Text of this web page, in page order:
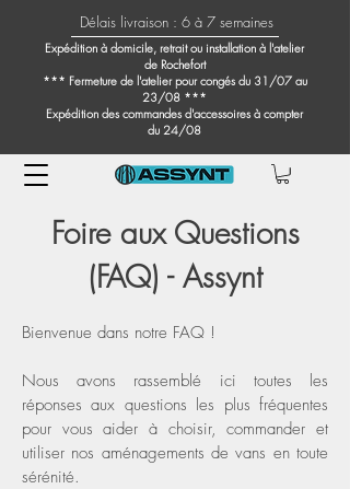
Délais livraison : 6 à 7 semaines
Expédition à domicile, retrait ou installation à l'atelier
de Rochefort
*** Fermeture de l'atelier pour congés du 31/07 au
23/08 ***
Expédition des commandes d'accessoires à compter
du 24/08
Foire aux Questions
(FAQ) - Assynt
Bienvenue dans notre FAQ !
Nous avons rassemblé ici toutes les
réponses aux questions les plus fréquentes
pour vous aider à choisir, commander et
utiliser nos aménagements de vans en toute
sérénité.